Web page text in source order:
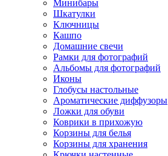
Минибары
Шкатулки
Ключницы
Кашпо
Домашние свечи
Рамки для фотографий
Альбомы для фотографий
Иконы
Глобусы настольные
Ароматические диффузоры
Ложки для обуви
Коврики в прихожую
Корзины для белья
Корзины для хранения